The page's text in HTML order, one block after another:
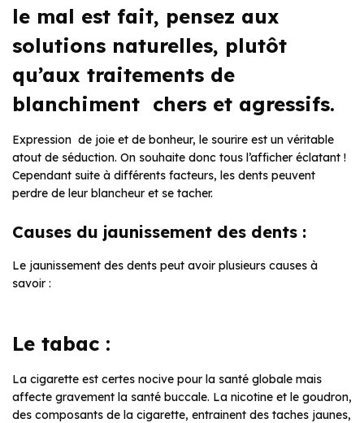
le mal est fait, pensez aux
solutions naturelles, plutôt
qu’aux traitements de
blanchiment chers et agressifs.
Expression de joie et de bonheur, le sourire est un véritable
atout de séduction. On souhaite donc tous l’afficher éclatant !
Cependant suite à différents facteurs, les dents peuvent
perdre de leur blancheur et se tacher.
Causes du jaunissement des dents :
Le jaunissement des dents peut avoir plusieurs causes à
savoir :
Le tabac :
La cigarette est certes nocive pour la santé globale mais
affecte gravement la santé buccale. La nicotine et le goudron,
des composants de la cigarette, entrainent des taches jaunes,